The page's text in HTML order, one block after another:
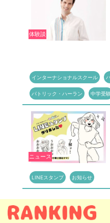
体験談
インターナショナルスクール
パトリック・ハーラン 中学受
ニュース
LINEスタンプ お知らせ